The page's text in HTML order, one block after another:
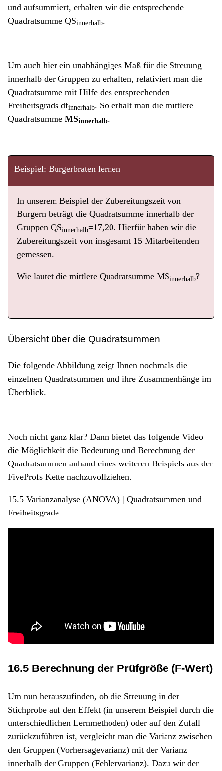
und aufsummiert, erhalten wir die entsprechende
Quadratsumme QSinnerhalb.
Um auch hier ein unabhängiges Maß für die Streuung
innerhalb der Gruppen zu erhalten, relativiert man die
Quadratsumme mit Hilfe des entsprechenden
Freiheitsgrads dfinnerhalb. So erhält man die mittlere
Quadratsumme MSinnerhalb.
Beispiel: Burgerbraten lernen
In unserem Beispiel der Zubereitungszeit von
Burgern beträgt die Quadratsumme innerhalb der
Gruppen QSinnerhalb=17,20. Hierfür haben wir die
Zubereitungszeit von insgesamt 15 Mitarbeitenden
gemessen.
Wie lautet die mittlere Quadratsumme MSinnerhalb?
Übersicht über die Quadratsummen
Die folgende Abbildung zeigt Ihnen nochmals die
einzelnen Quadratsummen und ihre Zusammenhänge im
Überblick.
Noch nicht ganz klar? Dann bietet das folgende Video
die Möglichkeit die Bedeutung und Berechnung der
Quadratsummen anhand eines weiteren Beispiels aus der
FiveProfs Kette nachzuvollziehen.
15.5 Varianzanalyse (ANOVA) | Quadratsummen und
Freiheitsgrade
16.5 Berechnung der Prüfgröße (F-Wert)
Um nun herauszufinden, ob die Streuung in der
Stichprobe auf den Effekt (in unserem Beispiel durch die
unterschiedlichen Lernmethoden) oder auf den Zufall
zurückzuführen ist, vergleicht man die Varianz zwischen
den Gruppen (Vorhersagevarianz) mit der Varianz
innerhalb der Gruppen (Fehlervarianz). Dazu wir der